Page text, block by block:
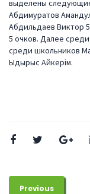
выделены
Абдимуратов
Абдильдаев Виктор
5 очков. Далее
среди школьников
Ыдырыс Айкерім.
Previous